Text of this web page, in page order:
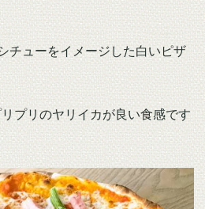
チューをイメージした白いピザ
プリのヤリイカが良い食感です